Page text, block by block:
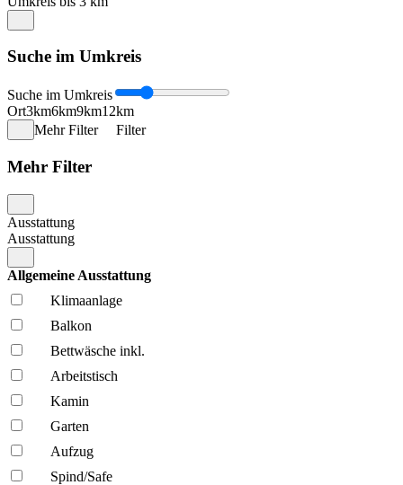
Suche im Umkreis
Suche im Umkreis
Ort3km6km9km12km
Mehr Filter
Filter
Mehr Filter
Ausstattung
Ausstattung
Allgemeine Ausstattung
Klima­anlage
Balkon
Bettwäsche inkl.
Arbeitstisch
Kamin
Garten
Aufzug
Spind/Safe